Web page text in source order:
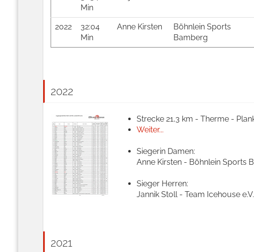
Min
2022
32:04
Min
Anne Kirsten
Böhnlein Sports
Bamberg
2022
Strecke 21,3 km - Therme -
Weiter...
Siegerin Damen:
Anne Kirsten - Böhnlein Sports
Sieger Herren:
Jannik Stoll - Team Icehouse
2021